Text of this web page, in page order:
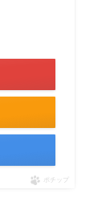
ポチップ